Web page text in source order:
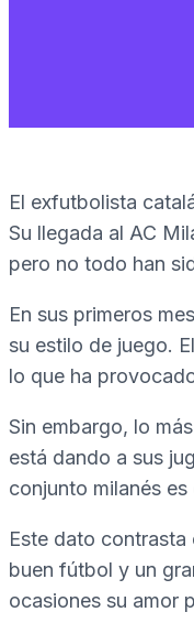
El exfutbolista
Su llegada al AC
pero no todo han
En sus primeros
su estilo de juego.
lo que ha
Sin embargo, lo
está dando a sus
conjunto milanés
Este dato contrasta
buen fútbol y un
ocasiones su amor